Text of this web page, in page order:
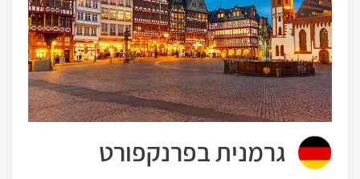
גרמנית בפרנקפורט